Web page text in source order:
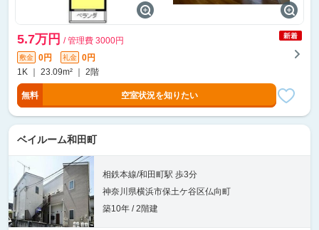
5.7万円 / 管理費 3000円
敷金 0円 礼金
0円
1K ｜ 23.09m² ｜ 2階
無料 空室状況を知りたい
ベイルーム和田町
相鉄本線/和田町駅 歩3分
神奈川県横浜市保土ケ谷区仏向町
築10年 / 2階建